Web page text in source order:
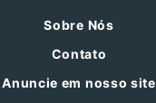
Sobre Nós
Contato
Anuncie em nosso site